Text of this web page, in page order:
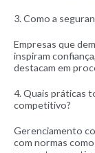
3. Como a
Empresas que
inspiram
destacam em
4. Quais práticas
competitivo?
Gerenciamento
com normas